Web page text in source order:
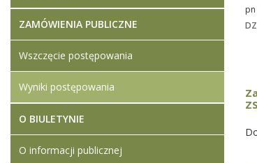
pn
ZAMÓWIENIA PUBLICZNE
Wszczęcie postępowania
Wyniki postępowania
O BIULETYNIE
O informacji publicznej